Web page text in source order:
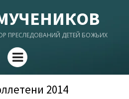
ПРЕСЛЕДОВАНИЙ ДЕТЕЙ БОЖЬИХ
Menu
2014